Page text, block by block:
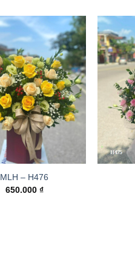
MLH – H476
650.000 ₫